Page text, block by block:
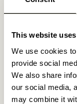
This website
We use cookies
provide social
We also share
our social media,
may combine it
Fri fragt over